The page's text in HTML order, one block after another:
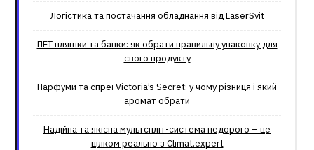
Логістика та постачання обладнання від LaserSvit
ПЕТ пляшки та банки: як обрати правильну упаковку для
свого продукту
Парфуми та спреї Victoria’s Secret: у чому різниця і який
аромат обрати
Надійна та якісна мультспліт-система недорого – це
цілком реально з Climat.еxpert